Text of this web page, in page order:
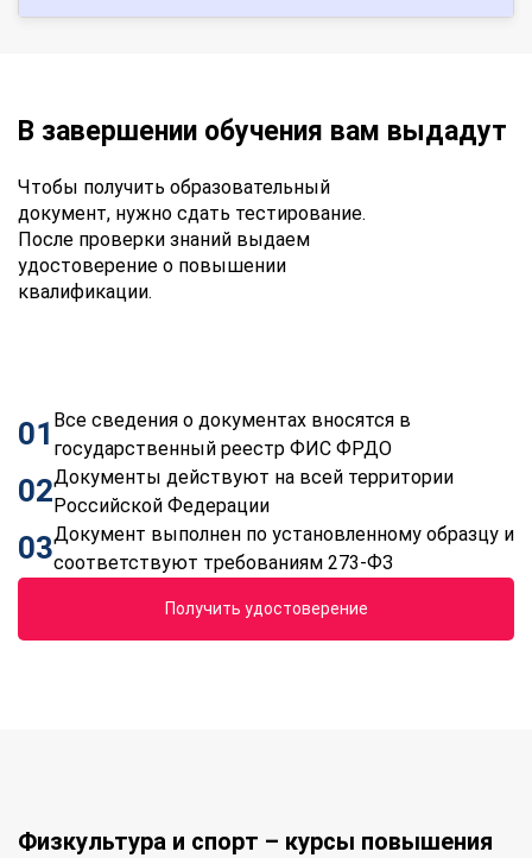
В завершении обучения вам выдадут
Чтобы получить образовательный
документ, нужно сдать тестирование.
После проверки знаний выдаем
удостоверение о повышении
квалификации.
01 Все сведения о документах вносятся в
государственный реестр ФИС ФРДО
02Документы действуют на всей территории
Российской Федерации
03Документ выполнен по установленному образцу и
соответствуют требованиям 273-ФЗ
Получить удостоверение
Физкультура и спорт – курсы повышения